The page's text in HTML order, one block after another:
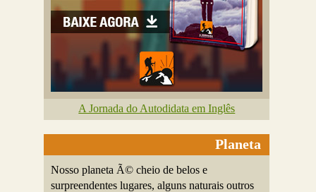
A Jornada do Autodidata em Inglês
Planeta
Nosso planeta Ã© cheio de belos e
surpreendentes lugares, alguns naturais outros